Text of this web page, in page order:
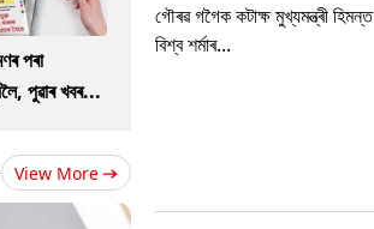
পৰা
পুৱাৰ খবৰ...
View More
গৌৰৱ গগৈক কটাক্ষ মুখ্যমন্ত্ৰী হিমন্ত
বিশ্ব শৰ্মাৰ...